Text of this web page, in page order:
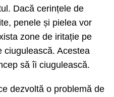
Dacă cerințele de
penele și pielea vor
zone de iritație pe
ciugulească. Acestea
să îi ciugulească.
dezvoltă o problemă de